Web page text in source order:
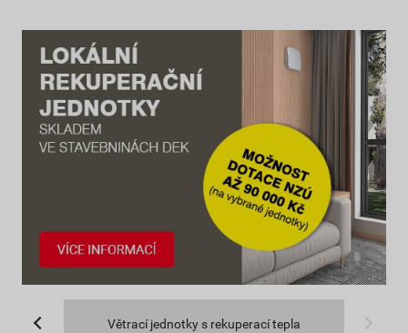
Větrací jednotky s rekuperací tepla